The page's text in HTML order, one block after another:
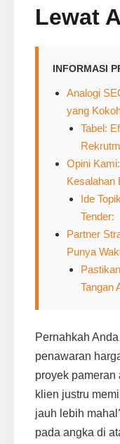
Lewat
INFORMASI
Analogi
yang
Tabel:
Opini
Kesalahan
Ide
Tender:
Partner
Punya
Tangan
Pernahkah
penawaran
proyek pameran
klien justru
jauh lebih
pada angka di